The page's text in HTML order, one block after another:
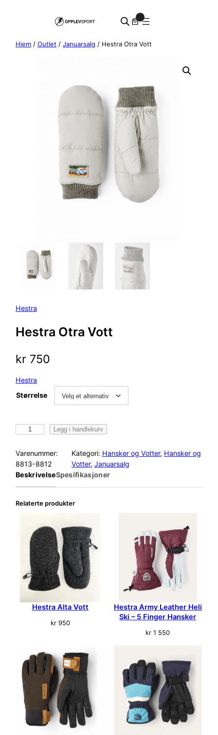
Hjem / Outlet / Januarsalg / Hestra Otra Vott
Hestra
Hestra Otra Vott
kr 750
Hestra
Størrelse
s
t
r
t
Legg i handlekurv
Varenummer:
8813-8812
Kategori: Hansker og Votter, Hansker og
Votter, Januarsalg
BeskrivelseSpesifikasjoner
Relaterte produkter
Hestra Alta Vott
kr950
Hestra Army Leather Heli
Ski – 5 Finger Hansker
kr 1 550